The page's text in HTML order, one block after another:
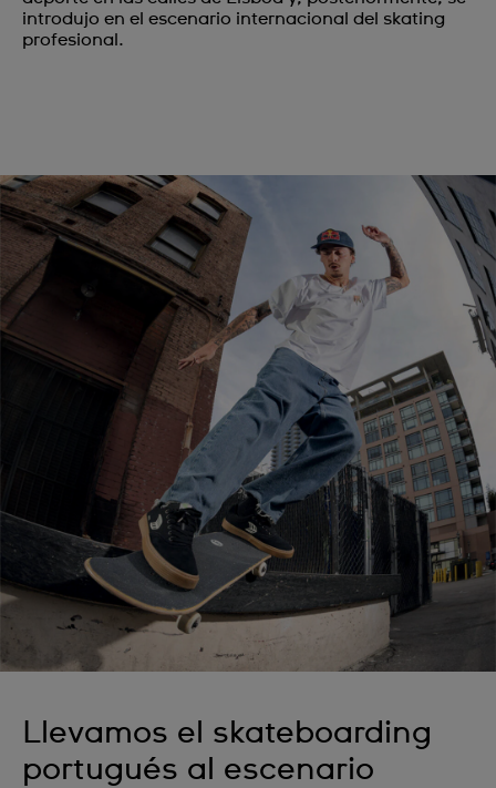
introdujo en el escenario internacional del skating
profesional.
Llevamos el skateboarding
portugués al escenario